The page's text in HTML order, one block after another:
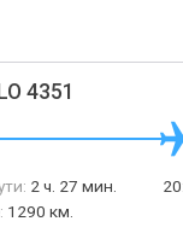
LO 4351
2 ч. 27 мин.
1290 км.